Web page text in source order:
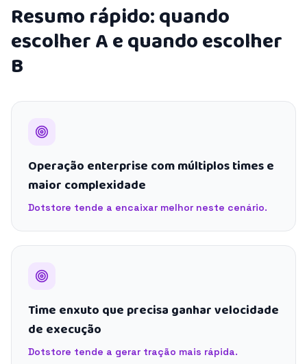
Resumo rápido: quando
escolher A e quando escolher
B
Operação enterprise com múltiplos times e
maior complexidade
Dotstore tende a encaixar melhor neste cenário.
Time enxuto que precisa ganhar velocidade
de execução
Dotstore tende a gerar tração mais rápida.